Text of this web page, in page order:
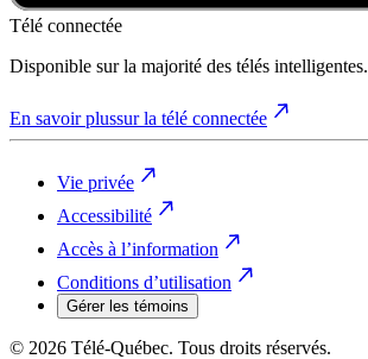
Télé connectée
Disponible sur la majorité des télés intelligentes.
En savoir plussur la télé connectée
Vie privée
Accessibilité
Accès à l’information
Conditions d’utilisation
Gérer les témoins
© 2026 Télé-Québec. Tous droits réservés.